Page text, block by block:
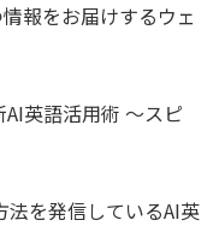
報をお届けするウェ
英語活用術 〜スピ
法を発信しているAI英